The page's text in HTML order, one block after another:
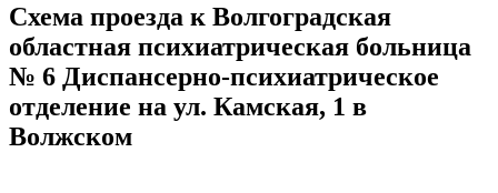
Схема проезда к Волгоградская
областная психиатрическая больница
№ 6 Диспансерно-психиатрическое
отделение на ул. Камская, 1 в
Волжском